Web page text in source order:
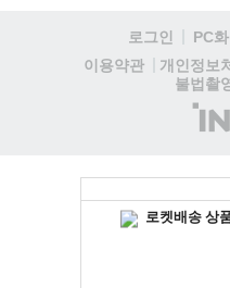
로그인 PC화
이용약관
개인정보
불법촬